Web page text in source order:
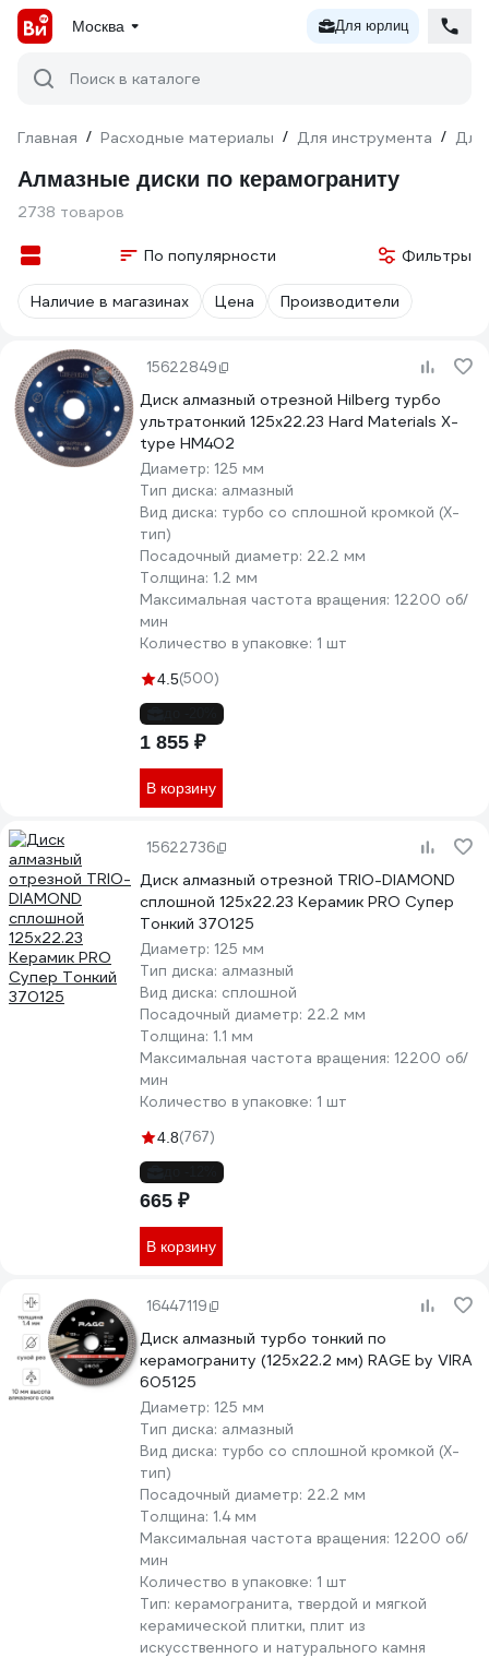
Москва Для юрлиц
Поиск в каталоге
Главная / Расходные материалы / Для инструмента / Для
Алмазные диски по керамограниту
2738 товаров
По популярности Фильтры
Наличие в магазинах Цена Производители
15622849
Диск алмазный отрезной Hilberg турбо
ультратонкий 125x22.23 Hard Materials X-
type HM402
Диаметр: 125 мм
Тип диска: алмазный
Вид диска: турбо со сплошной кромкой (X-
тип)
Посадочный диаметр: 22.2 мм
Толщина: 1.2 мм
Максимальная частота вращения: 12200 об/
мин
Количество в упаковке: 1 шт
4.5(500)
1 855 ₽
В корзину
15622736
Диск алмазный отрезной TRIO-DIAMOND
сплошной 125x22.23 Керамик PRO Супер
Тонкий 370125
Диаметр: 125 мм
Тип диска: алмазный
Вид диска: сплошной
Посадочный диаметр: 22.2 мм
Толщина: 1.1 мм
Максимальная частота вращения: 12200 об/
мин
Количество в упаковке: 1 шт
4.8(767)
665 ₽
В корзину
16447119
Диск алмазный турбо тонкий по
керамограниту (125х22.2 мм) RAGE by VIRA
605125
Диаметр: 125 мм
Тип диска: алмазный
Вид диска: турбо со сплошной кромкой (X-
тип)
Посадочный диаметр: 22.2 мм
Толщина: 1.4 мм
Максимальная частота вращения: 12200 об/
мин
Количество в упаковке: 1 шт
Тип: керамогранита, твердой и мягкой
керамической плитки, плит из
искусственного и натурального камня